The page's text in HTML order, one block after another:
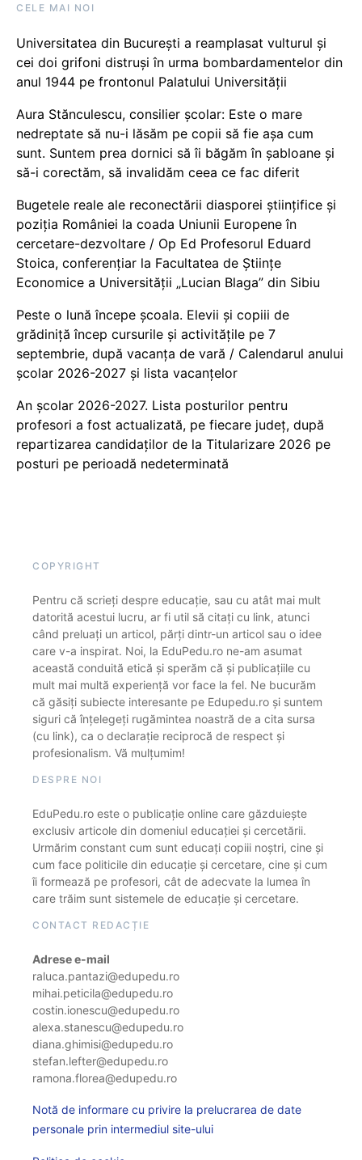
CELE MAI NOI
Universitatea din București a reamplasat vulturul și
cei doi grifoni distruși în urma bombardamentelor din
anul 1944 pe frontonul Palatului Universității
Aura Stănculescu, consilier școlar: Este o mare
nedreptate să nu-i lăsăm pe copii să fie așa cum
sunt. Suntem prea dornici să îi băgăm în șabloane și
să-i corectăm, să invalidăm ceea ce fac diferit
Bugetele reale ale reconectării diasporei științifice și
poziția României la coada Uniunii Europene în
cercetare-dezvoltare / Op Ed Profesorul Eduard
Stoica, conferențiar la Facultatea de Științe
Economice a Universității „Lucian Blaga” din Sibiu
Peste o lună începe școala. Elevii și copiii de
grădiniță încep cursurile și activitățile pe 7
septembrie, după vacanța de vară / Calendarul anului
școlar 2026-2027 și lista vacanțelor
An școlar 2026-2027. Lista posturilor pentru
profesori a fost actualizată, pe fiecare județ, după
repartizarea candidaților de la Titularizare 2026 pe
posturi pe perioadă nedeterminată
COPYRIGHT
Pentru că scrieți despre educație, sau cu atât mai mult
datorită acestui lucru, ar fi util să citați cu link, atunci
când preluați un articol, părți dintr-un articol sau o idee
care v-a inspirat. Noi, la EduPedu.ro ne-am asumat
această conduită etică și sperăm că și publicațiile cu
mult mai multă experiență vor face la fel. Ne bucurăm
că găsiți subiecte interesante pe Edupedu.ro și suntem
siguri că înțelegeți rugămintea noastră de a cita sursa
(cu link), ca o declarație reciprocă de respect și
profesionalism. Vă mulțumim!
DESPRE NOI
EduPedu.ro este o publicație online care găzduiește
exclusiv articole din domeniul educației și cercetării.
Urmărim constant cum sunt educați copiii noștri, cine și
cum face politicile din educație și cercetare, cine și cum
îi formează pe profesori, cât de adecvate la lumea în
care trăim sunt sistemele de educație și cercetare.
CONTACT REDACȚIE
Adrese e-mail
raluca.pantazi@edupedu.ro
mihai.peticila@edupedu.ro
costin.ionescu@edupedu.ro
alexa.stanescu@edupedu.ro
diana.ghimisi@edupedu.ro
stefan.lefter@edupedu.ro
ramona.florea@edupedu.ro
Notă de informare cu privire la prelucrarea de date
personale prin intermediul site-ului